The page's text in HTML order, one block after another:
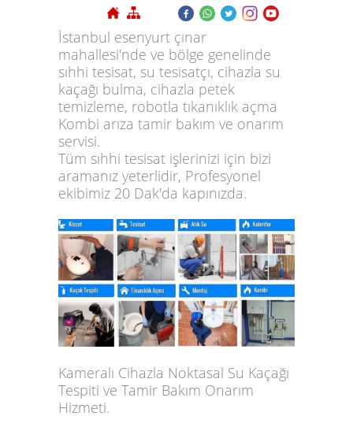
İstanbul esenyurt çınar
mahallesi'nde ve bölge genelinde
sıhhi tesisat, su tesisatçı, cihazla su
kaçağı bulma, cihazla petek
temizleme, robotla tıkanıklık açma
Kombi arıza tamir bakım ve onarım
servisi.
Tüm sıhhi tesisat işlerinizi için bizi
aramanız yeterlidir, Profesyonel
ekibimiz 20 Dak'da kapınızda.
Kameralı Cihazla Noktasal Su Kaçağı
Tespiti ve Tamir Bakım Onarım
Hizmeti.